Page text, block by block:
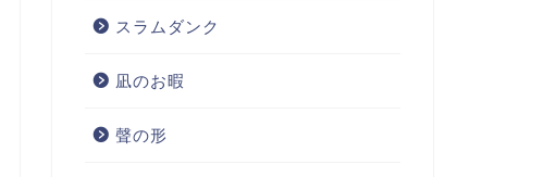
スラムダンク
凪のお暇
聲の形